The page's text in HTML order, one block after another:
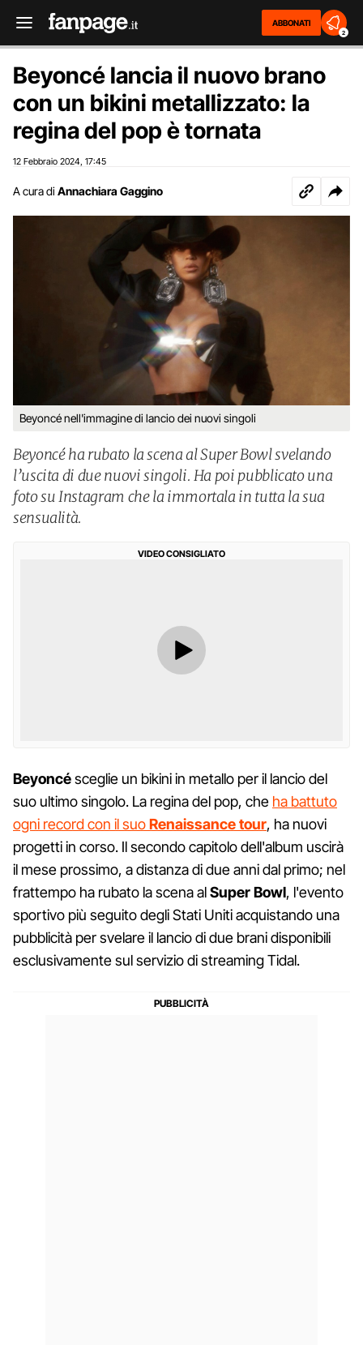
ABBONATI
2
Beyoncé lancia il nuovo brano
con un bikini metallizzato: la
regina del pop è tornata
12 Febbraio 2024 17:45
A cura di Annachiara Gaggino
Beyoncé nell'immagine di lancio dei nuovi singoli
Beyoncé ha rubato la scena al Super Bowl svelando
l’uscita di due nuovi singoli. Ha poi pubblicato una
foto su Instagram che la immortala in tutta la sua
sensualità.
VIDEO CONSIGLIATO
Beyoncésceglie un bikini in metallo per il lancio del
suo ultimo singolo. La regina del pop, che ha battuto
ogni record con il suoRenaissancetour, ha nuovi
progetti in corso. Il secondo capitolo dell'album uscirà
il mese prossimo, a distanza di due anni dal primo; nel
frattempo ha rubato la scena alSuperBowl, l'evento
sportivo più seguito degli Stati Uniti acquistando una
pubblicità per svelare il lancio di due brani disponibili
esclusivamente sul servizio di streaming Tidal.